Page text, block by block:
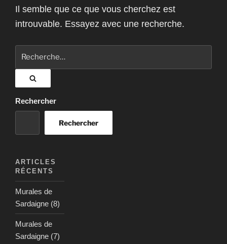
Il semble que ce que vous cherchez est
introuvable. Essayez avec une recherche.
Rechercher
Rechercher
ARTICLES
RÉCENTS
Murales de
Sardaigne (8)
Murales de
Sardaigne (7)